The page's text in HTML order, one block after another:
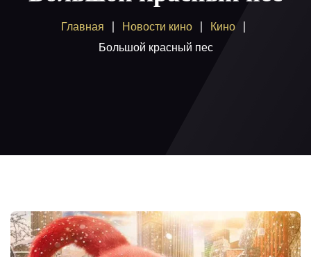
Как смотреть
Купить
Главная Новости кино
Кино
Большой красный пес